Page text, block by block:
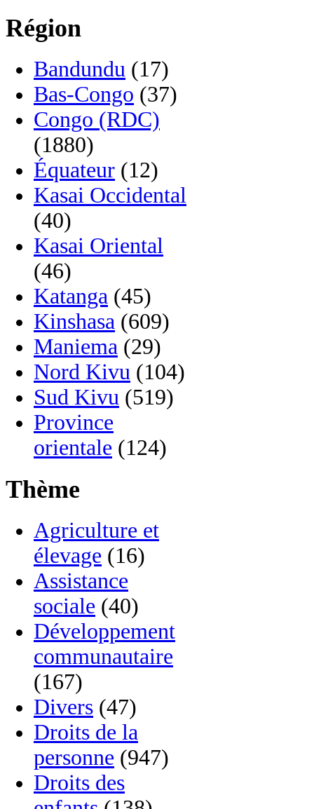
Région
Bandundu (17)
Bas-Congo (37)
Congo (RDC)
(1880)
Équateur (12)
Kasai Occidental
(40)
Kasai Oriental
(46)
Katanga (45)
Kinshasa (609)
Maniema (29)
Nord Kivu (104)
Sud Kivu (519)
Province
orientale (124)
Thème
Agriculture et
élevage (16)
Assistance
sociale (40)
Développement
communautaire
(167)
Divers (47)
Droits de la
personne (947)
Droits des